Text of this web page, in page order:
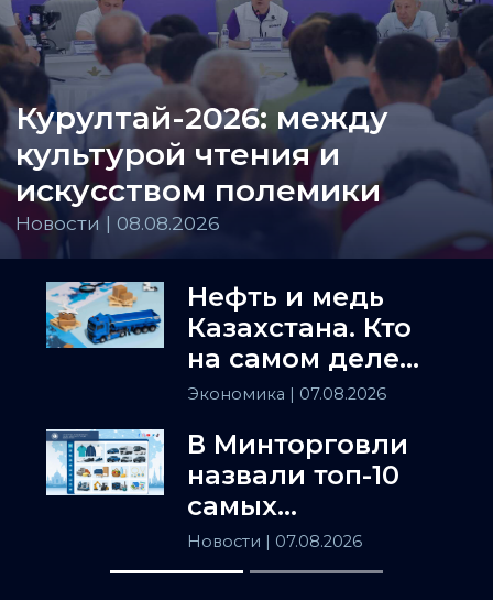
Курултай-2026: между
культурой чтения и
искусством полемики
Новости | 08.08.2026
Нефть и медь
Казахстана. Кто
на самом деле
держит
Азию
Экономика | 07.08.2026
В Минторговли
назвали топ-10
самых
популярных
товаров в
Новости | 07.08.2026